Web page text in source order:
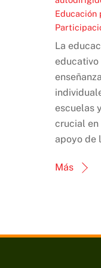
Educación
La
escuelas
crucial en
apoyo de
Más